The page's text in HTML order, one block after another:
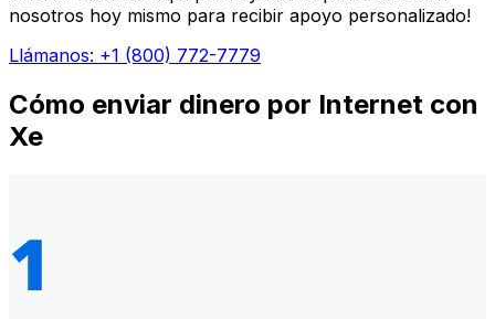
nosotros hoy mismo para recibir apoyo personalizado!
Llámanos: +1 (800) 772-7779
Cómo enviar dinero por Internet con
Xe